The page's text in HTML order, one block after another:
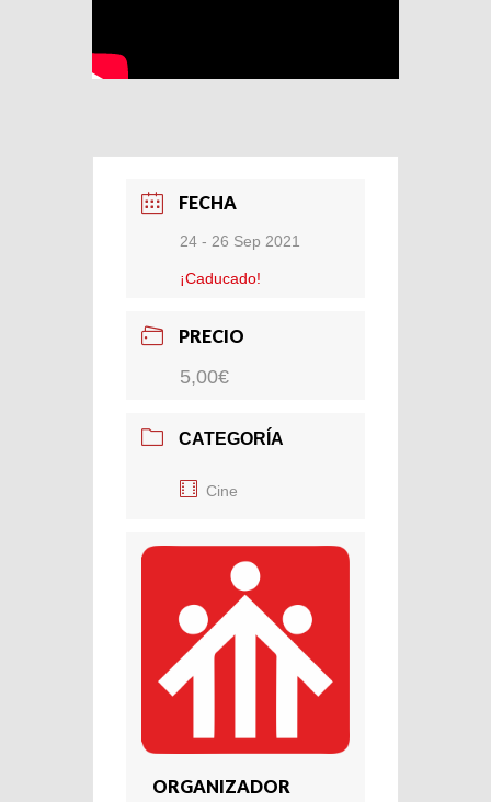
FECHA
24 - 26 Sep 2021
¡Caducado!
PRECIO
5,00€
CATEGORÍA
Cine
ORGANIZADOR